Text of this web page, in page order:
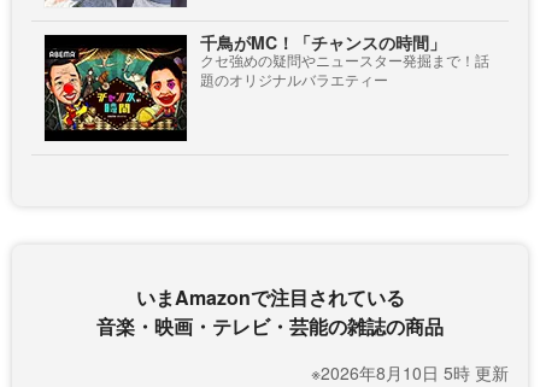
千鳥がMC！「チャンスの時間」
クセ強めの疑問やニュースター発掘まで！話
題のオリジナルバラエティー
いまAmazonで注目されている
音楽・映画・テレビ・芸能の雑誌の商品
※2026年8月10日 5時 更新